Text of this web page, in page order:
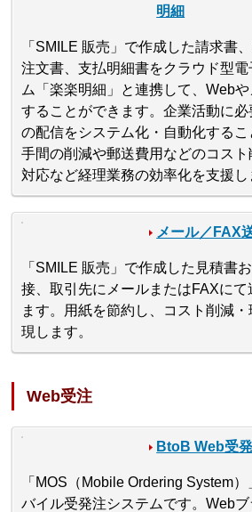
明細
「SMILE 販売」で作成した請求書
注文書、支払明細書をクラウド型
ム「楽楽明細」と連携して、Web
することができます。企業活動に
の配信をシステム化・自動化する
手間の削減や郵送費用などのコス
対応など経理業務の効率化を支援し
メール／FAX
「SMILE 販売」で作成した見積書
接、取引先にメールまたはFAXにて
ます。用紙を節約し、コスト削減
現します。
Web受注
BtoB Web受
「MOS（Mobile Ordering System
バイル受発注システムです。Web